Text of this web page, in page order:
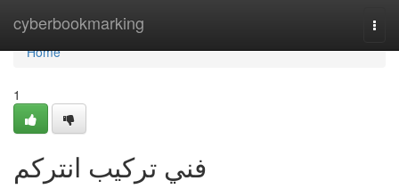
cyberbookmarking
Home
Home
1
فني تركيب انتركم